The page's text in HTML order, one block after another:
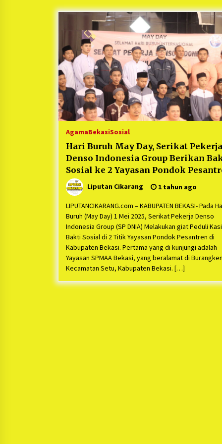
Berjalan Sukses
5 bulan ago
Kartini Penggerak Lingkungan dari
Sampah Bukit Berlian
1 tahun ago
Ucapan Terimakasih Ketua Umum
Jurpala Indonesia dan KOSMI
Indonesia Atas Respon Cepat
Metro Bekasi dan Polsek Cikarang
Timur yang Tangkap Oknum Ormas
Terkait Pengusiran Pendirian
1 tahun ago
AgamaBekasiSosial
Hari Buruh May Day, Serikat Pekerja
Denso Indonesia Group Berikan
Sosial ke 2 Yayasan Pondok
di Kabupaten Bekasi
Liputan Cikarang 1 tahun ago
LIPUTANCIKARANG.com – KABUPATEN BEKASI- Pada
Buruh (May Day) 1 Mei 2025, Serikat Pekerja Denso
Indonesia Group (SP DNIA) Melakukan giat Peduli
Bakti Sosial di 2 Titik Yayasan Pondok Pesantren di
Kabupaten Bekasi. Pertama yang di kunjungi adalah
Yayasan SPMAA Bekasi, yang beralamat di
Kecamatan Setu, Kabupaten Bekasi. […]